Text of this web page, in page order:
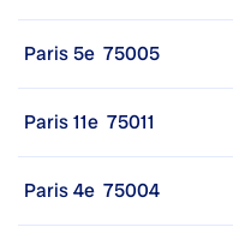
Paris 5e 75005
Paris 11e 75011
Paris 4e 75004